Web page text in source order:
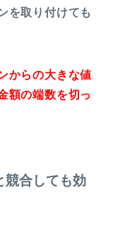
を取り付けても
からの大きな値
額の端数を切っ
競合しても効